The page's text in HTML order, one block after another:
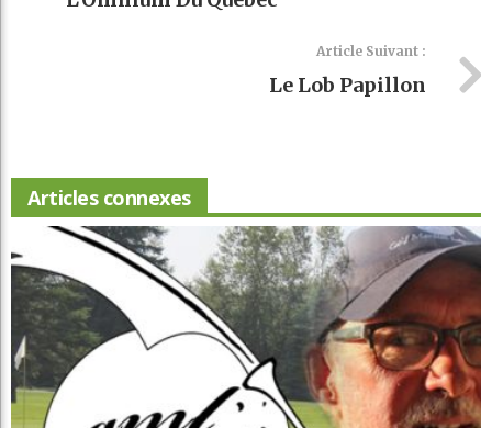
Article Suivant :
Le Lob Papillon
Articles connexes